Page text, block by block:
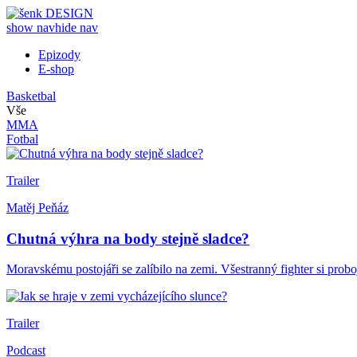
show navhide nav
Epizody
E-shop
Basketbal
Vše
MMA
Fotbal
Trailer
Matěj Peňáz
Chutná výhra na body stejně sladce?
Moravskému postojáři se zalíbilo na zemi. Všestranný fighter si
Trailer
Podcast